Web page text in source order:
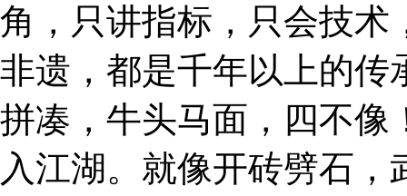
角，只讲指标，只会技术
非遗，都是千年以上的传
拼凑，牛头马面，四不像
入江湖。就像开砖劈石